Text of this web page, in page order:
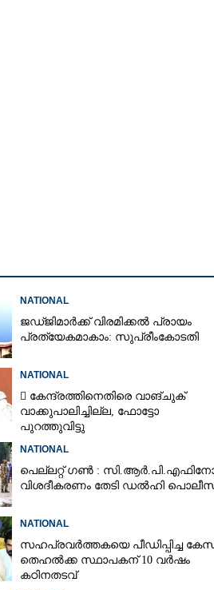
NATIONAL
ജഡ്‌ജിമാർക്ക് വിരമിക്കൽ പ്രായം
പ്രത്യേകമാകാം: സുപ്രീംകോടതി
NATIONAL
 കേന്ദ്രത്തിനെതിരെ വാങ്‌ചുക്
വാക്കുപാലിച്ചില്ല, ഫോട്ടോ
പുറത്തുവിട്ടു
NATIONAL
പെല്ലറ്റ് ഗൺ :
വിശദീകരണം തേടി ഡൽഹി
NATIONAL
സഹപ്രവർത്തകയെ പീഡിപ്പിച്ച
തെഹൽക്ക സ്ഥാപകന് 10 വർഷം
കഠിനതടവ്
Copy Link